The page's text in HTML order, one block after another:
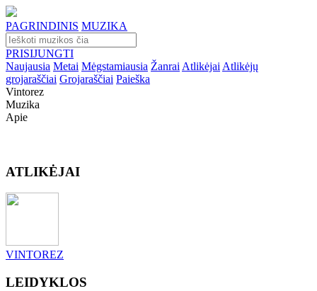
PAGRINDINIS MUZIKA
PRISIJUNGTI
Naujausia Metai Mėgstamiausia Žanrai Atlikėjai Atlikėjų
grojaraščiai Grojaraščiai Paieška
Vintorez
Muzika
Apie
ATLIKĖJAI
VINTOREZ
LEIDYKLOS